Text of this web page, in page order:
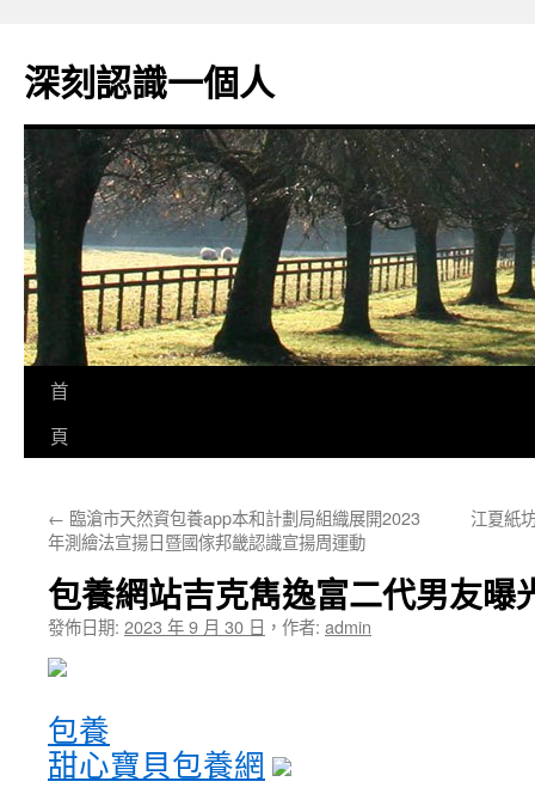
主
要
深刻認識一個人
首
頁
← 臨滄市天然資包養app本和計劃局組織展開2023
年測繪法宣揚日暨國傢邦畿認識宣揚周運動
江夏紙
包養網站吉克雋逸富二代男友曝
發佈日期: 2023 年 9 月 30 日 ， 作者: admin
包養
甜心寶貝包養網